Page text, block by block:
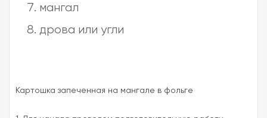
мангал
дрова или угли
Картошка запеченная на мангале в фольге